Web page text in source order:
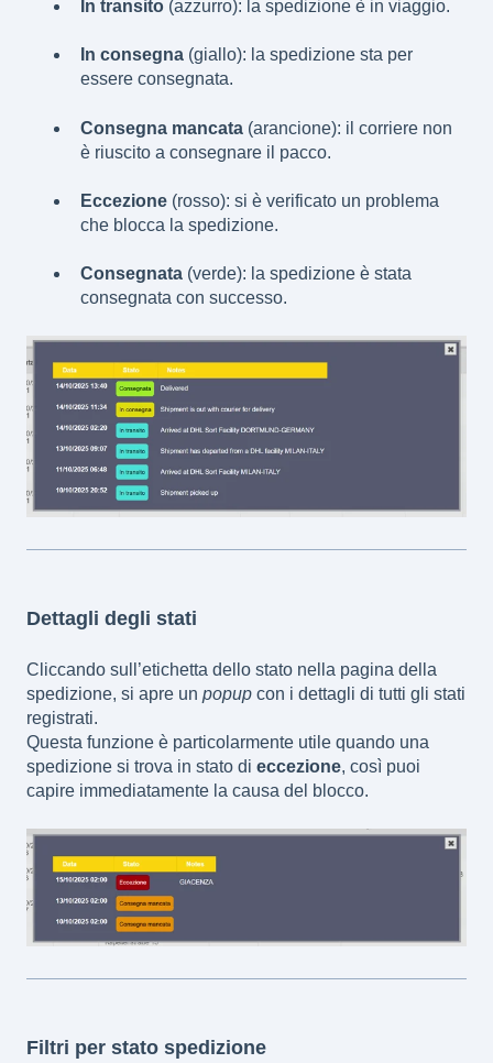
In transito (azzurro): la spedizione è in viaggio.
In consegna (giallo): la spedizione sta per
essere consegnata.
Consegna mancata (arancione): il corriere non
è riuscito a consegnare il pacco.
Eccezione (rosso): si è verificato un problema
che blocca la spedizione.
Consegnata (verde): la spedizione è stata
consegnata con successo.
Dettagli degli stati
Cliccando sull’etichetta dello stato nella pagina della
spedizione, si apre un popup con i dettagli di tutti gli stati
registrati.
Questa funzione è particolarmente utile quando una
spedizione si trova in stato di eccezione, così puoi
capire immediatamente la causa del blocco.
Filtri per stato spedizione